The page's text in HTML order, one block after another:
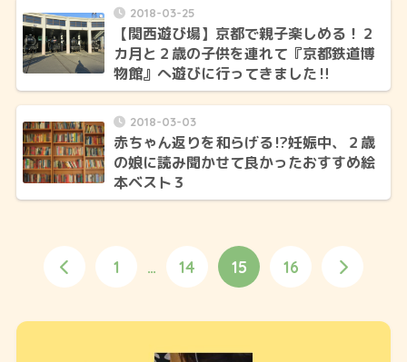
2018-03-25
【関西遊び場】京都で親子楽しめる！２
カ月と２歳の子供を連れて『京都鉄道博
物館』へ遊びに行ってきました‼
2018-03-03
赤ちゃん返りを和らげる⁉妊娠中、２歳
の娘に読み聞かせて良かったおすすめ絵
本ベスト３
1 … 14 15 16